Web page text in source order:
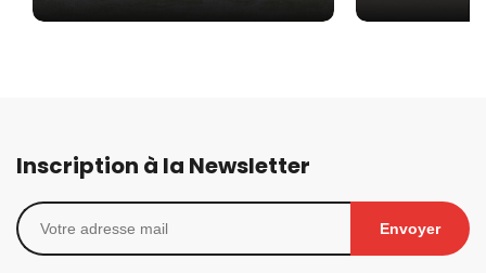
Inscription à la Newsletter
Envoyer